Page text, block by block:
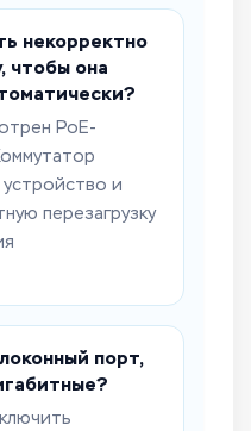
некорректно
чтобы она
PoE-
и
перезагрузку
порт,